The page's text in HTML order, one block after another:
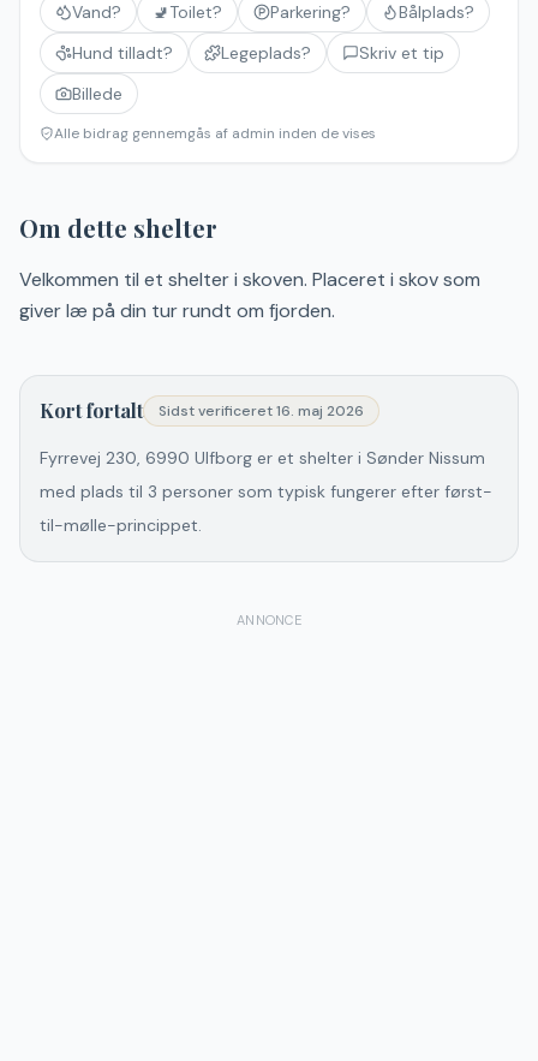
Vand? 🚽Toilet? Parkering?
Bålplads?
Hund tilladt?
Legeplads?
Skriv et tip
Billede
Alle bidrag gennemgås af admin inden de vises
Om dette shelter
Velkommen til et shelter i skoven. Placeret i skov som
giver læ på din tur rundt om fjorden.
Kort fortalt Sidst verificeret16. maj 2026
Fyrrevej 230, 6990 Ulfborg er et shelter i Sønder Nissum
med plads til 3 personer som typisk fungerer efter først-
til-mølle-princippet.
ANNONCE